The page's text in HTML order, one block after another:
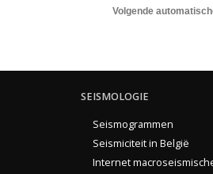
Volgende
SEISMOLOGIE
Seismogrammen
Seismiciteit in België
Internet